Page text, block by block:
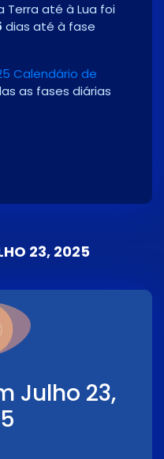
Terra até à Lua foi
dias até à fase
Calendário de
as fases diárias
23, 2025
Julho 23,